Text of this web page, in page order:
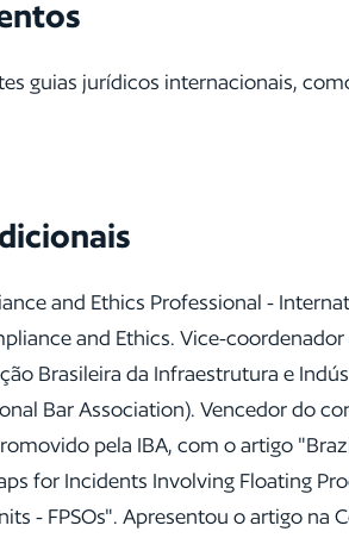
guias jurídicos internacionais,
and Ethics Professional -
and Ethics. Vice-
Brasileira da Infraestrutura e
Bar Association). Vencedor do
pela IBA, com o artigo
for Incidents Involving Floating
- FPSOs". Apresentou o artigo na